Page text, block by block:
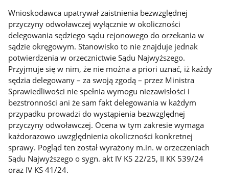
Wnioskodawca upatrywał zaistnienia bezwzględnej
przyczyny odwoławczej wyłącznie w okoliczności
delegowania sędziego sądu rejonowego do orzekania w
sądzie okręgowym. Stanowisko to nie znajduje jednak
potwierdzenia w orzecznictwie Sądu Najwyższego.
Przyjmuje się w nim, że nie można a priori uznać, iż każdy
sędzia delegowany – za swoją zgodą – przez Ministra
Sprawiedliwości nie spełnia wymogu niezawisłości i
bezstronności ani że sam fakt delegowania w każdym
przypadku prowadzi do wystąpienia bezwzględnej
przyczyny odwoławczej. Ocena w tym zakresie wymaga
każdorazowo uwzględnienia okoliczności konkretnej
sprawy. Pogląd ten został wyrażony m.in. w orzeczeniach
Sądu Najwyższego o sygn. akt IV KS 22/25, II KK 539/24
oraz IV KS 41/24.